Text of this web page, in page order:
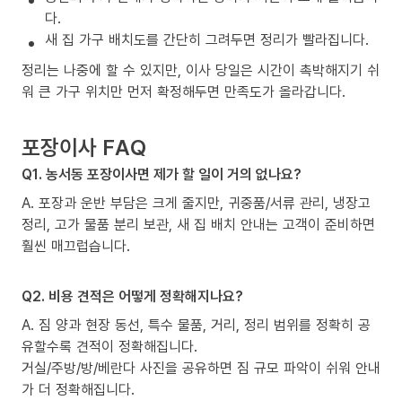
다.
새 집 가구 배치도를 간단히 그려두면 정리가 빨라집니다.
정리는 나중에 할 수 있지만, 이사 당일은 시간이 촉박해지기 쉬
워 큰 가구 위치만 먼저 확정해두면 만족도가 올라갑니다.
포장이사 FAQ
Q1. 농서동 포장이사면 제가 할 일이 거의 없나요?
A. 포장과 운반 부담은 크게 줄지만, 귀중품/서류 관리, 냉장고
정리, 고가 물품 분리 보관, 새 집 배치 안내는 고객이 준비하면
훨씬 매끄럽습니다.
Q2. 비용 견적은 어떻게 정확해지나요?
A. 짐 양과 현장 동선, 특수 물품, 거리, 정리 범위를 정확히 공
유할수록 견적이 정확해집니다.
거실/주방/방/베란다 사진을 공유하면 짐 규모 파악이 쉬워 안내
가 더 정확해집니다.